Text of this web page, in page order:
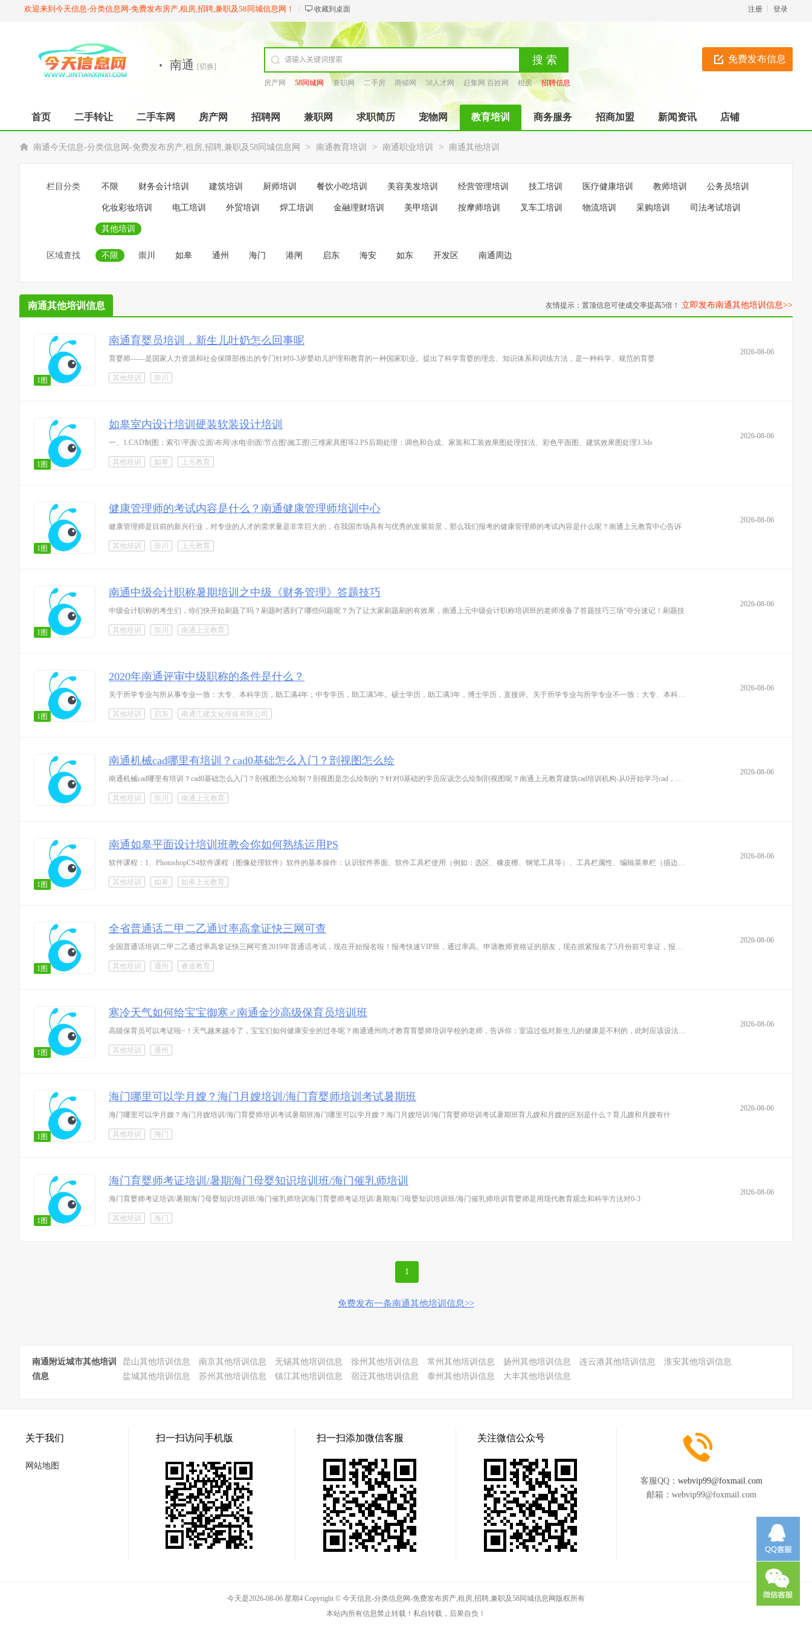
欢迎来到今天信息-分类信息网-免费发布房产,租房,招聘,兼职及58同城信息网！ 收藏到桌面 登录
注册
免费发布信息
· 南通
[切换]
房产网
58同城网 兼职网 二手房 商铺网 58人才网 赶集网 百姓网 租房
招聘信息
首页 二手转让 二手车网 房产网 招聘网 兼职网 求职简历 宠物网 教育培训 商务服务 招商加盟 新闻资讯 店铺
南通今天信息-分类信息网-免费发布房产,租房,招聘,兼职及58同城信息网 > 南通教育培训 > 南通职业培训 > 南通其他培训
栏目分类 不限 财务会计培训 建筑培训 厨师培训 餐饮小吃培训 美容美发培训 经营管理培训 技工培训 医疗健康培训 教师培训 公务员培训
化妆彩妆培训 电工培训 外贸培训 焊工培训 金融理财培训 美甲培训 按摩师培训 叉车工培训 物流培训 采购培训 司法考试培训
其他培训
区域查找 不限 崇川 如皋 通州 海门 港闸 启东 海安 如东 开发区 南通周边
南通其他培训信息 友情提示：置顶信息可使成交率提高5倍！ 立即发布南通其他培训信息>>
1图
2026-08-06
南通育婴员培训，新生儿吐奶怎么回事呢
育婴师——是国家人力资源和社会保障部推出的专门针对0-3岁婴幼儿护理和教育的一种国家职业。提出了科学育婴的理念、知识体系和训练方法，是一种科学、规范的育婴
其他培训 崇川
1图
2026-08-06
如皋室内设计培训硬装软装设计培训
一、1.CAD制图：索引\平面\立面\布局\水电\剖面\节点图\施工图\三维家具图等2.PS后期处理：调色和合成、家装和工装效果图处理技法、彩色平面图、建筑效果图处理3.3ds
其他培训 如皋 上元教育
1图
2026-08-06
健康管理师的考试内容是什么？南通健康管理师培训中心
健康管理师是目前的新兴行业，对专业的人才的需求量是非常巨大的，在我国市场具有与优秀的发展前景，那么我们报考的健康管理师的考试内容是什么呢？南通上元教育中心告诉
其他培训 崇川 上元教育
1图
2026-08-06
南通中级会计职称暑期培训之中级《财务管理》答题技巧
中级会计职称的考生们，你们快开始刷题了吗？刷题时遇到了哪些问题呢？为了让大家刷题刷的有效果，南通上元中级会计职称培训班的老师准备了答题技巧三场“夺分速记！刷题技
其他培训 崇川 南通上元教育
1图
2026-08-06
2020年南通评审中级职称的条件是什么？
关于所学专业与所从事专业一致：大专、本科学历，助工满4年；中专学历，助工满5年。硕士学历，助工满3年，博士学历，直接评。关于所学专业与所学专业不一致：大专、本科学历，助工
其他培训 启东 南通汇建文化传媒有限公司
2026-08-06
南通机械cad哪里有培训？cad0基础怎么入门？剖视图怎么绘
南通机械cad哪里有培训？cad0基础怎么入门？剖视图怎么绘制？剖视图是怎么绘制的？针对0基础的学员应该怎么绘制剖视图呢？南通上元教育建筑cad培训机构-从0开始学习cad，从入
其他培训 崇川 南通上元教育
1图
2026-08-06
南通如皋平面设计培训班教会你如何熟练运用PS
软件课程：1、PhotoshopCS4软件课程（图像处理软件）软件的基本操作：认识软件界面、软件工具栏使用（例如：选区、橡皮檫、钢笔工具等）、工具栏属性、编辑菜单栏（描边、自由变
其他培训 如皋 如皋上元教育
1图
2026-08-06
全省普通话二甲二乙通过率高拿证快三网可查
全国普通话培训二甲二乙通过率高拿证快三网可查2019年普通话考试，现在开始报名啦！报考快速VIP班，通过率高。申请教师资格证的朋友，现在抓紧报名了5月份前可拿证，报名仅
其他培训 通州 睿途教育
1图
2026-08-06
寒冷天气如何给宝宝御寒♂南通金沙高级保育员培训班
高级保育员可以考证啦~！天气越来越冷了，宝宝们如何健康安全的过冬呢？南通通州尚才教育育婴师培训学校的老师，告诉你：室温过低对新生儿的健康是不利的，此时应该设法使室
其他培训 通州
1图
2026-08-06
海门哪里可以学月嫂？海门月嫂培训/海门育婴师培训考试暑期班
海门哪里可以学月嫂？海门月嫂培训/海门育婴师培训考试暑期班海门哪里可以学月嫂？海门月嫂培训/海门育婴师培训考试暑期班育儿嫂和月嫂的区别是什么？育儿嫂和月嫂有什
其他培训 海门
1图
2026-08-06
海门育婴师考证培训/暑期海门母婴知识培训班/海门催乳师培训
海门育婴师考证培训/暑期海门母婴知识培训班/海门催乳师培训海门育婴师考证培训/暑期海门母婴知识培训班/海门催乳师培训育婴师是用现代教育观念和科学方法对0-3
其他培训 海门
1
免费发布一条南通其他培训信息>>
南通附近城市其他培训
信息
昆山其他培训信息 南京其他培训信息 无锡其他培训信息 徐州其他培训信息 常州其他培训信息 扬州其他培训信息 连云港其他培训信息
淮安其他培训信息
盐城其他培训信息
苏州其他培训信息 镇江其他培训信息 宿迁其他培训信息 泰州其他培训信息 大丰其他培训信息
关于我们
网站地图
扫一扫访问手机版 扫一扫添加微信客服 关注微信公众号
客服QQ： webvip99@foxmail.com
邮箱： webvip99@foxmail.com
今天是2026-08-06 星期4 Copyright © 今天信息-分类信息网-免费发布房产,租房,招聘,兼职及58同城信息网版权所有
本站内所有信息禁止转载！私自转载，后果自负！